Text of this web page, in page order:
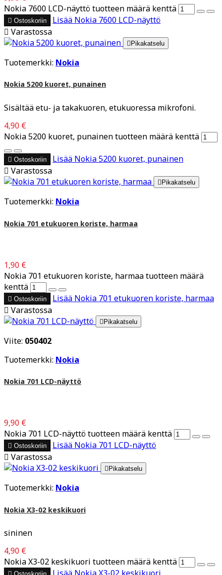
Nokia 7600 LCD-näyttö tuotteen määrä kenttä
 Ostoskoriin Lisää Nokia 7600 LCD-näyttö
 Varastossa
Pikakatselu
Tuotemerkki: Nokia
Nokia 5200 kuoret, punainen
Sisältää etu- ja takakuoren, etukuoressa mikrofoni.
4,90 €
Nokia 5200 kuoret, punainen tuotteen määrä kenttä
 Ostoskoriin Lisää Nokia 5200 kuoret, punainen
 Varastossa
 Pikakatselu
Tuotemerkki: Nokia
Nokia 701 etukuoren koriste, harmaa
1,90 €
Nokia 701 etukuoren koriste, harmaa tuotteen määrä
kenttä
 Ostoskoriin Lisää Nokia 701 etukuoren koriste, harmaa
 Varastossa
Pikakatselu
Viite: 050402
Tuotemerkki: Nokia
Nokia 701 LCD-näyttö
9,90 €
Nokia 701 LCD-näyttö tuotteen määrä kenttä
 Ostoskoriin Lisää Nokia 701 LCD-näyttö
 Varastossa
 Pikakatselu
Tuotemerkki: Nokia
Nokia X3-02 keskikuori
sininen
4,90 €
Nokia X3-02 keskikuori tuotteen määrä kenttä